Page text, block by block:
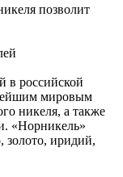
позволит
в российской
мировым
никеля, а также
«Норникель»
золото, иридий,